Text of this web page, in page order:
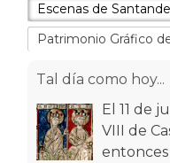
Escenas de
Patrimonio Gráfico
Tal día como hoy...
El 11 de
VIII de